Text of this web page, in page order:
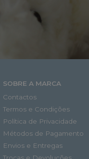
SOBRE A MARCA
Contactos
Termos e Condições
Política de Privacidade
Métodos de Pagamento
Envios e Entregas